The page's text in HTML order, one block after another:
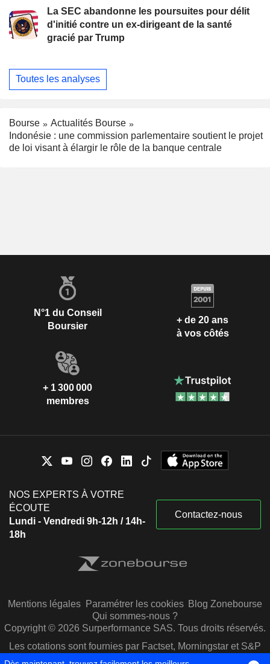
La SEC abandonne les poursuites pour délit
d'initié contre un ex-dirigeant de la santé
gracié par Trump
Toutes les analyses
Bourse
Actualités Bourse
Indonésie : une commission parlementaire soutient le projet
de loi visant à élargir le rôle de la banque centrale
N°1 du Conseil
Boursier
+ de 20 ans
à vos côtés
+ 1 300 000
membres
NOS EXPERTS À VOTRE
ÉCOUTE
Lundi - Vendredi 9h-12h / 14h-
18h
Contactez-nous
Mentions légales Paramétrer les cookies Blog Zonebourse
Qui sommes-nous ?
Copyright © 2026 Surperformance SAS. Tous droits réservés.
Les cotations sont fournies par Factset, Morningstar et S&P
Capital IQ